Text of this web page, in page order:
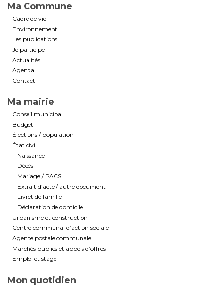
Ma Commune
Cadre de vie
Environnement
Les publications
Je participe
Actualités
Agenda
Contact
Ma mairie
Conseil municipal
Budget
Élections / population
État civil
Naissance
Décès
Mariage / PACS
Extrait d’acte / autre document
Livret de famille
Déclaration de domicile
Urbanisme et construction
Centre communal d’action sociale
Agence postale communale
Marchés publics et appels d’offres
Emploi et stage
Mon quotidien